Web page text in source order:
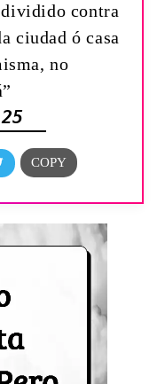
contra
ciudad ó casa
no